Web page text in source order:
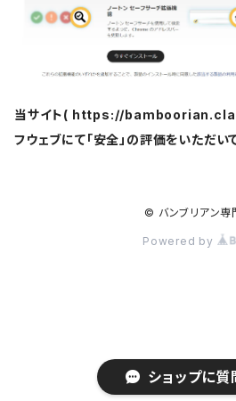
ショップに質
当サイト( https://
フウェブにて「安全」の評価をいただい
© バンブリアン専
Powered by